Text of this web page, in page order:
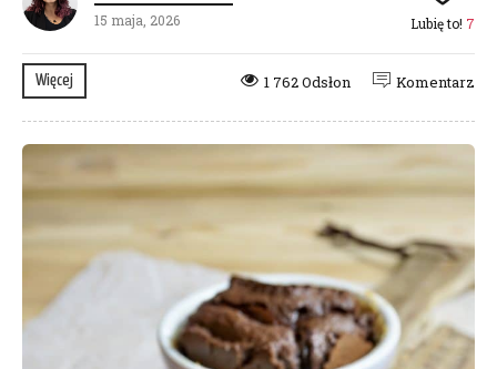
15 maja, 2026 Lubię to! 7
Więcej Komentarz
1 762 Odsłon